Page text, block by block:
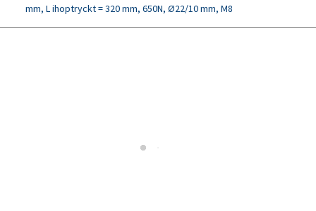
mm, L ihoptryckt = 320 mm, 650N, Ø22/10 mm, M8